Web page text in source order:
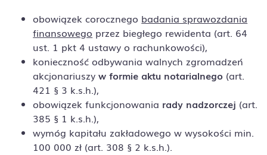
obowiązek corocznego badania sprawozdania
finansowego przez biegłego rewidenta (art. 64
ust. 1 pkt 4 ustawy o rachunkowości),
konieczność odbywania walnych zgromadzeń
akcjonariuszyw formie aktu notarialnego (art.
421 § 3 k.s.h.),
obowiązek funkcjonowania rady nadzorczej (art.
385 § 1 k.s.h.),
wymóg kapitału zakładowego w wysokości min.
100 000 zł (art. 308 § 2 k.s.h.).